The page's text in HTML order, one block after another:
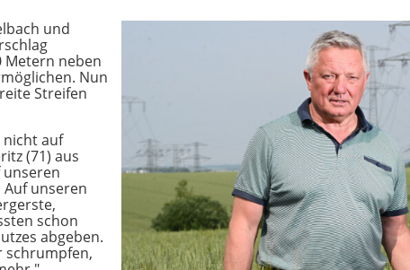
und
Metern neben
Nun
Streifen
nicht auf
(71) aus
unseren
unseren
schon
abgeben.
schrumpfen,